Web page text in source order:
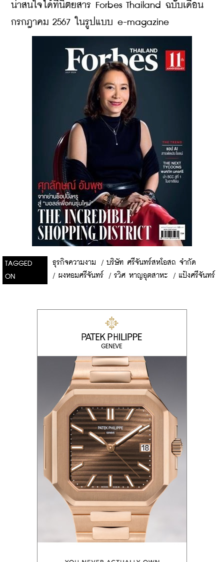
น่าสนใจได้ที่นิตยสาร Forbes Thailand ฉบับเดือน
กรกฎาคม 2567 ในรูปแบบ e-magazine
TAGGED
ON
ธุรกิจความงาม / บริษัท ศรีจันทร์สหโอสถ จำกัด
/ ผงหอมศรีจันทร์ / รวิศ หาญอุตสาหะ / แป้งศรีจันทร์